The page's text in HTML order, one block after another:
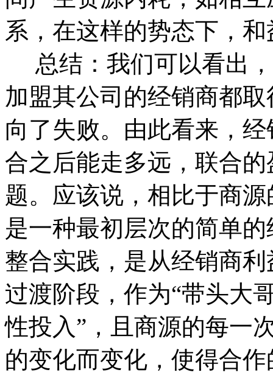
系，在这样的势态下，
总结： 我们可以看出
加盟其公司的经销商都
向了失败。由此看来，
合之后能走多远，联合
题。 应该说，相比于商
是一种最初层次的简单
整合实践，是从经销商
过渡阶段，作为“带头大
性投入”，且商源的每一
的变化而变化，使得合